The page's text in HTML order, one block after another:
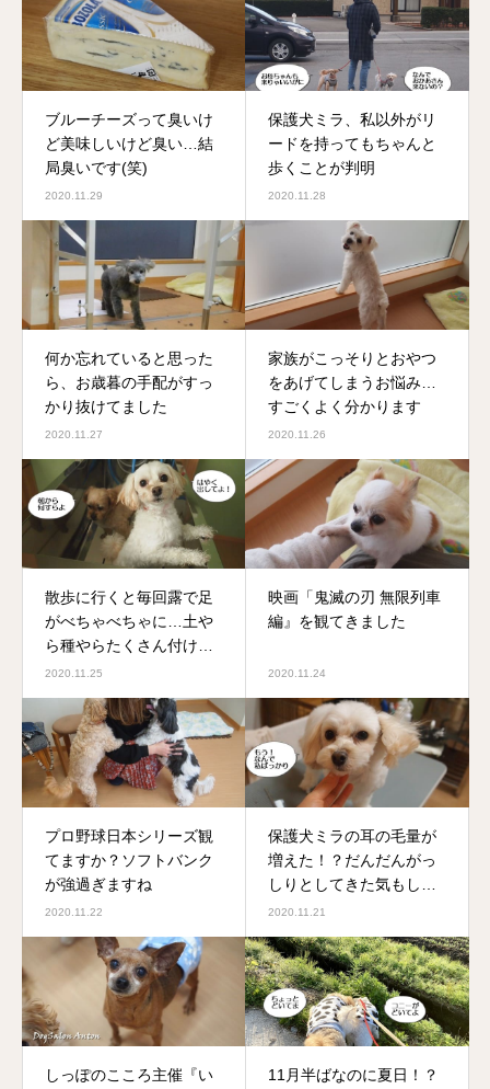
ブルーチーズって臭いけ
ど美味しいけど臭い…結
局臭いです(笑)
2020.11.29
保護犬ミラ、私以外がリ
ードを持ってもちゃんと
歩くことが判明
2020.11.28
何か忘れていると思った
ら、お歳暮の手配がすっ
かり抜けてました
2020.11.27
家族がこっそりとおやつ
をあげてしまうお悩み…
すごくよく分かります
2020.11.26
散歩に行くと毎回露で足
がべちゃべちゃに…土や
ら種やらたくさん付けて
きます
2020.11.25
映画「鬼滅の刃 無限列車
編』を観てきました
2020.11.24
プロ野球日本シリーズ観
てますか？ソフトバンク
が強過ぎますね
2020.11.22
保護犬ミラの耳の毛量が
増えた！？だんだんがっ
しりとしてきた気もしま
す
2020.11.21
しっぽのこころ主催『い
11月半ばなのに夏日！？